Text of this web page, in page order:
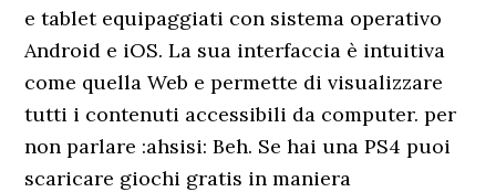
e tablet equipaggiati con sistema operativo
Android e iOS. La sua interfaccia è intuitiva
come quella Web e permette di visualizzare
tutti i contenuti accessibili da computer. per
non parlare :ahsisi: Beh. Se hai una PS4 puoi
scaricare giochi gratis in maniera